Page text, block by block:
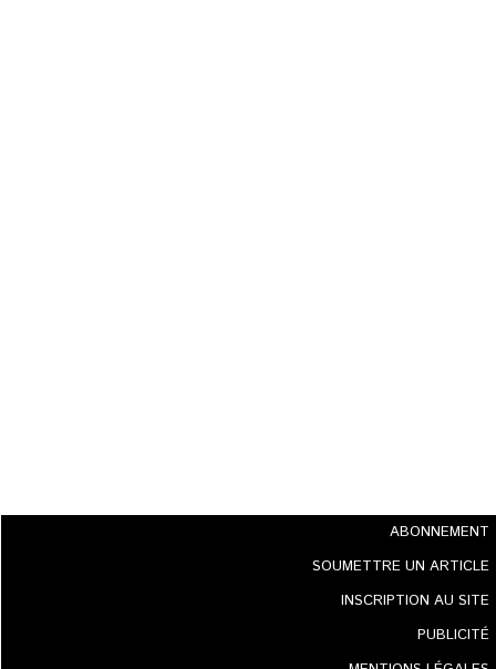
ABONNEMENT
SOUMETTRE UN ARTICLE
INSCRIPTION AU SITE
PUBLICITÉ